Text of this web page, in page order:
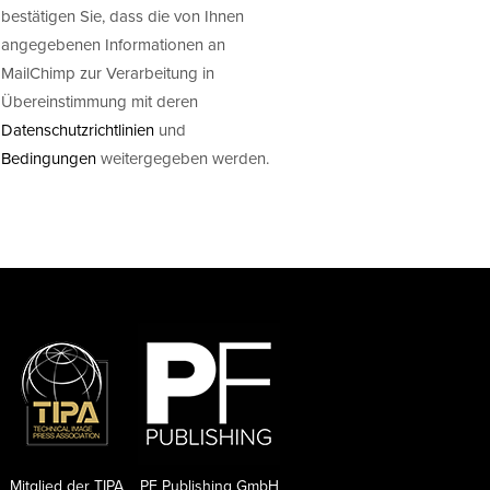
bestätigen Sie, dass die von Ihnen
angegebenen Informationen an
MailChimp zur Verarbeitung in
Übereinstimmung mit deren
Datenschutzrichtlinien und
Bedingungenweitergegeben werden.
PF Publishing GmbH
Mitglied der TIPA